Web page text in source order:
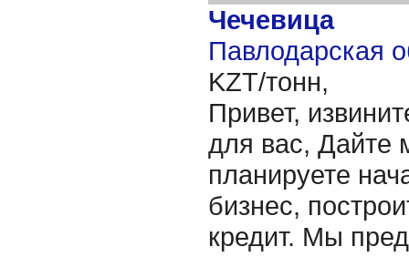
Чечевица
Павлодарская
KZT/тонн,
Привет,
для вас, Дайте
планируете
бизнес,
кредит. Мы